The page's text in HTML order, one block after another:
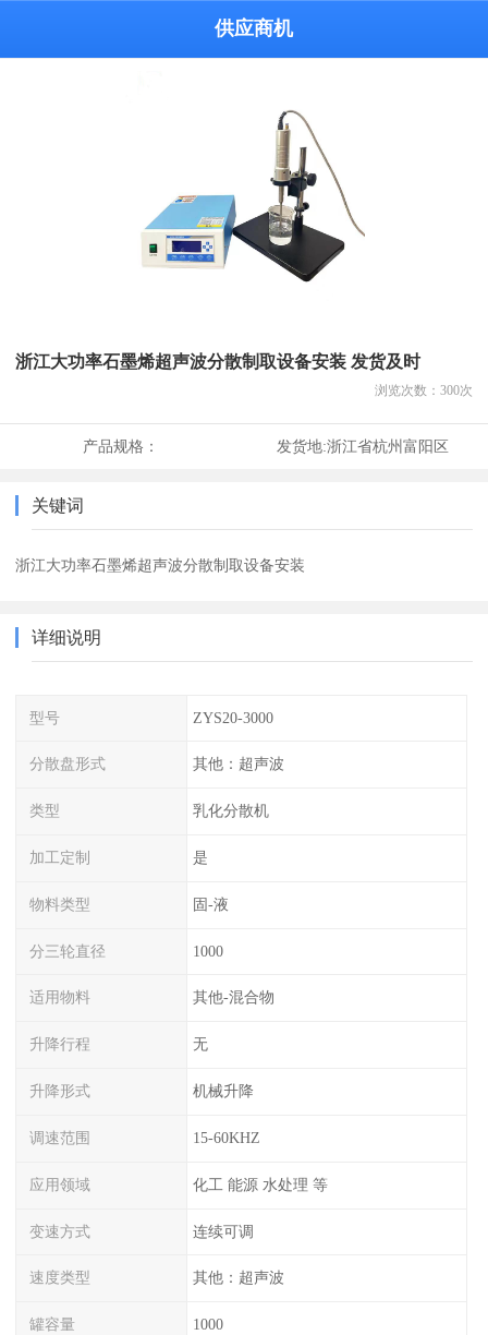
供应商机
浙江大功率石墨烯超声波分散制取设备安装 发货及时
浏览次数： 300次
产品规格： 发货地:浙江省杭州富阳区
关键词
浙江大功率石墨烯超声波分散制取设备安装
详细说明
型号 ZYS20-3000
分散盘形式 其他：超声波
类型 乳化分散机
加工定制 是
物料类型 固-液
分三轮直径 1000
适用物料 其他-混合物
升降行程 无
升降形式 机械升降
调速范围 15-60KHZ
应用领域 化工 能源 水处理 等
变速方式 连续可调
速度类型 其他：超声波
罐容量 1000